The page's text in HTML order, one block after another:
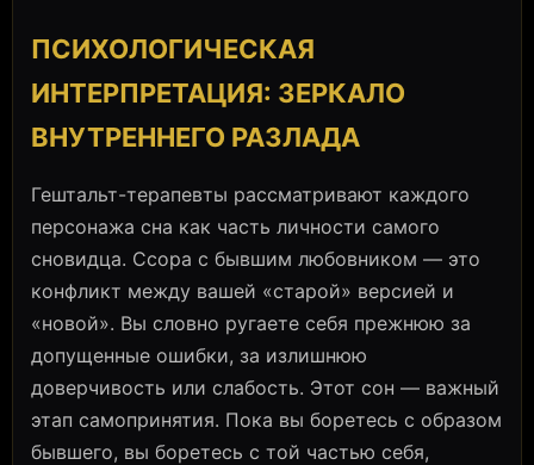
ПСИХОЛОГИЧЕСКАЯ
ИНТЕРПРЕТАЦИЯ: ЗЕРКАЛО
ВНУТРЕННЕГО РАЗЛАДА
Гештальт-терапевты рассматривают каждого
персонажа сна как часть личности самого
сновидца. Ссора с бывшим любовником — это
конфликт между вашей «старой» версией и
«новой». Вы словно ругаете себя прежнюю за
допущенные ошибки, за излишнюю
доверчивость или слабость. Этот сон — важный
этап самопринятия. Пока вы боретесь с образом
бывшего, вы боретесь с той частью себя,